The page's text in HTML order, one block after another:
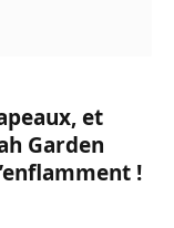
et
Garden
!